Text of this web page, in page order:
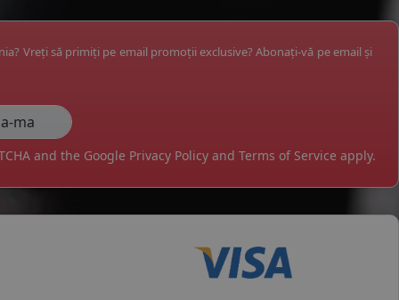
Vreți să primiți pe email promoții exclusive? Abonați-vă pe email și
and the Google Privacy Policy and Terms of Service apply.